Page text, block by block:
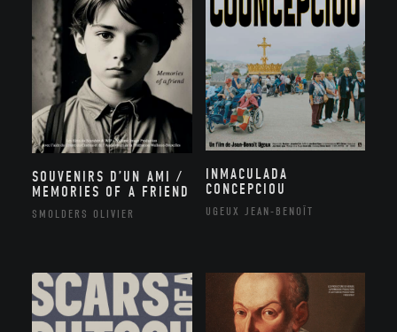
SOUVENIRS D’UN AMI /
MEMORIES OF A FRIEND
SMOLDERS OLIVIER
INMACULADA
CONCEPCIOU
UGEUX JEAN-BENOÎT